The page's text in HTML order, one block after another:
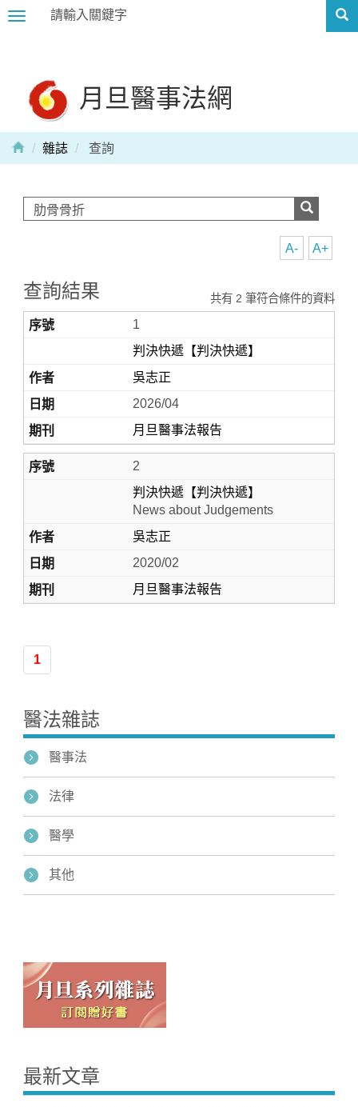
Toggle
月旦醫事法網
Home
雜誌 查詢
A+
A-
查詢結果 共有 2 筆符合條件的資料
1
判決快遞【判決快遞】
吳志正
2026/04
月旦醫事法報告
2
判決快遞【判決快遞】
News about Judgements
吳志正
2020/02
月旦醫事法報告
1
醫法雜誌
醫事法
法律
醫學
其他
最新文章